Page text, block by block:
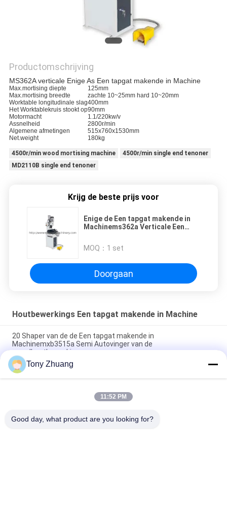
Productomschrijving
MS362A verticale Enige As Een tapgat makende in Machine
Max.mortising diepte
125mm
Max.mortising breedte
zachte 10~25mm hard 10~20mm
Worktable longitudinale slag400mm
Het Worktablekruis stookt op90mm
Motormacht
1.1/220kw/v
Assnelheid
2800r/min
Algemene afmetingen
515x760x1530mm
Net.weight
180kg
4500r/min wood mortising machine
4500r/min single end tenoner
MD2110B single end tenoner
Krijg de beste prijs voor
Enige de Een tapgat makende in
Machinems362a Verticale Een
Ashoutbewerking
MOQ： 1 set
Doorgaan
Houtbewerkings Een tapgat makende in Machine
20 Shaper van de de Een tapgat makende in
Machinemxb3515a Semi Autovinger van de
graadhoutbewerking
de Boormachine van 20D Mortiser, Machine van de de
Ashoutbewerking van MS362B de Verticale Enige
2840r/de Vinger Gezamenlijke Shaper van Min Woodworking
Tony Zhuang
11:52 PM
Good day, what product are you looking for?